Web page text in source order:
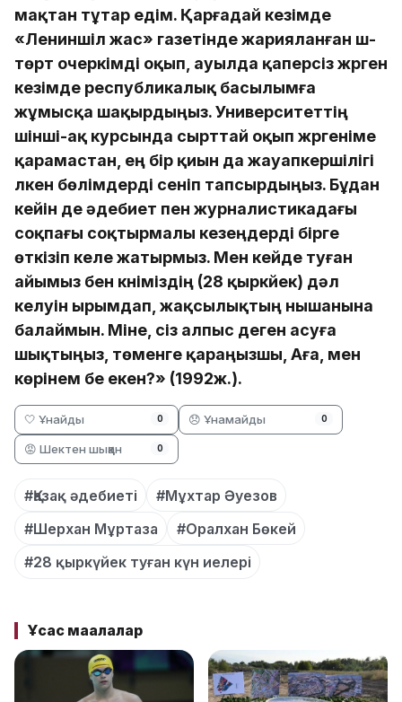
мақтан тұтар едім. Қарғадай кезімде
«Лениншіл жас» газетінде жарияланған үш-
төрт очеркімді оқып, ауылда қаперсіз жүрген
кезімде республикалық басылымға
жұмысқа шақырдыңыз. Университеттің
үшінші-ақ курсында сырттай оқып жүргеніме
қарамастан, ең бір қиын да жауапкершілігі
үлкен бөлімдерді сеніп тапсырдыңыз. Бұдан
кейін де әдебиет пен журналистикадағы
соқпағы соқтырмалы кезеңдерді бірге
өткізіп келе жатырмыз. Мен кейде туған
айымыз бен күніміздің (28 қыркүйек) дәл
келуін ырымдап, жақсылықтың нышанына
балаймын. Міне, сіз алпыс деген асуға
шықтыңыз, төменге қараңызшы, Аға, мен
көрінем бе екен?» (1992ж.).
🤍 Ұнайды 0 😞 Ұнамайды 0
😡 Шектен шыққан 0
#Қазақ әдебиеті
#Мұхтар Әуезов
#Шерхан Мұртаза
#Оралхан Бөкей
#28 қыркүйек туған күн иелері
Ұқсас мақалалар